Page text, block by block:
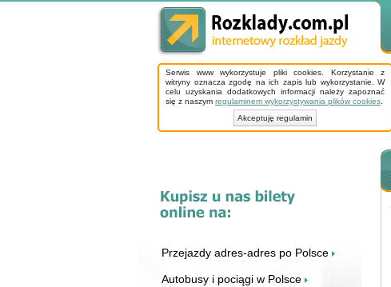
Serwis www wykorzystuje pliki cookies. Korzystanie z
witryny oznacza zgodę na ich zapis lub wykorzystanie. W
celu uzyskania dodatkowych informacji należy zapoznać
się z naszym regulaminem wykorzystywania plików cookies
Akceptuję regulamin
Przejazdy adres-adres po Polsce
Autobusy i pociągi w Polsce